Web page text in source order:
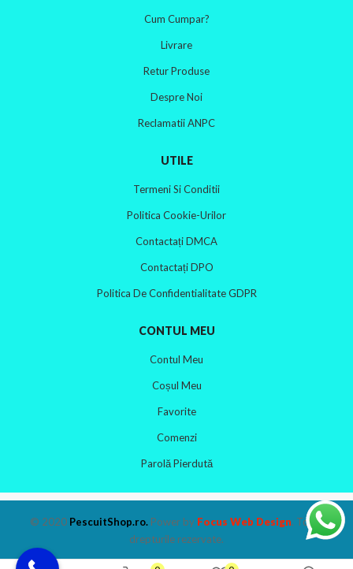
Cum Cumpar?
Livrare
Retur Produse
Despre Noi
Reclamatii ANPC
UTILE
Termeni Si Conditii
Politica Cookie-Urilor
Contactați DMCA
Contactați DPO
Politica De Confidentialitate GDPR
CONTUL MEU
Contul Meu
Coșul Meu
Favorite
Comenzi
Parolă Pierdută
© 2020 PescuitShop.ro.Power by Focus Web Design. Toate
drepturile rezervate.